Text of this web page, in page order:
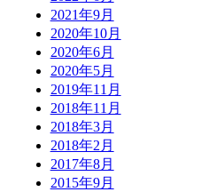
2021年9月
2020年10月
2020年6月
2020年5月
2019年11月
2018年11月
2018年3月
2018年2月
2017年8月
2015年9月